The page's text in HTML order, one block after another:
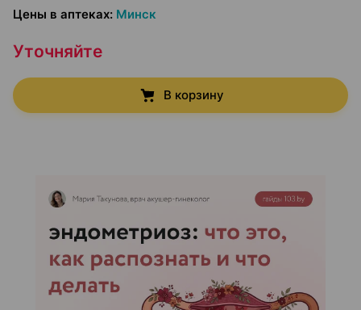
Цены в аптеках: Минск
Уточняйте
В корзину